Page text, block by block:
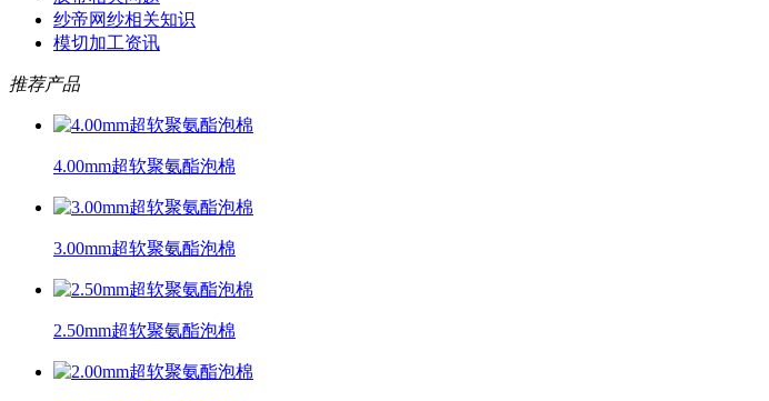
纱帝网纱相关知识
模切加工资讯
推荐产品
4.00mm超软聚氨酯泡棉
3.00mm超软聚氨酯泡棉
2.50mm超软聚氨酯泡棉